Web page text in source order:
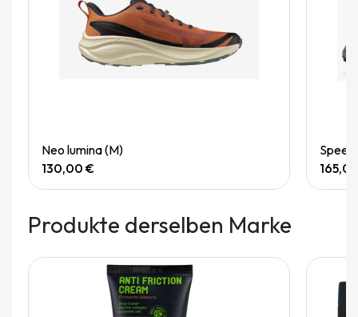
Neo lumina (M)
130,00 €
Produkte derselben Marke